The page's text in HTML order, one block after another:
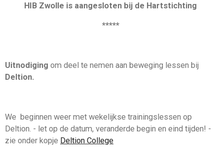
HIB Zwolle is aangesloten bij de Hartstichting
*****
Uitnodiging om deel te nemen aan beweging lessen bij
Deltion.
We beginnen weer met wekelijkse trainingslessen op
Deltion. - let op de datum, veranderde begin en eind tijden! -
zie onder kopje Deltion College